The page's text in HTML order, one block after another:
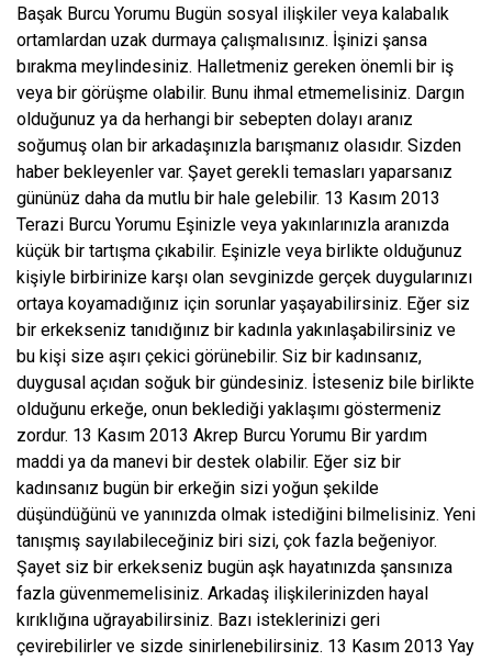
Başak Burcu Yorumu Bugün sosyal ilişkiler veya kalabalık
ortamlardan uzak durmaya çalışmalısınız. İşinizi şansa
bırakma meylindesiniz. Halletmeniz gereken önemli bir iş
veya bir görüşme olabilir. Bunu ihmal etmemelisiniz. Dargın
olduğunuz ya da herhangi bir sebepten dolayı aranız
soğumuş olan bir arkadaşınızla barışmanız olasıdır. Sizden
haber bekleyenler var. Şayet gerekli temasları yaparsanız
gününüz daha da mutlu bir hale gelebilir. 13 Kasım 2013
Terazi Burcu Yorumu Eşinizle veya yakınlarınızla aranızda
küçük bir tartışma çıkabilir. Eşinizle veya birlikte olduğunuz
kişiyle birbirinize karşı olan sevginizde gerçek duygularınızı
ortaya koyamadığınız için sorunlar yaşayabilirsiniz. Eğer siz
bir erkekseniz tanıdığınız bir kadınla yakınlaşabilirsiniz ve
bu kişi size aşırı çekici görünebilir. Siz bir kadınsanız,
duygusal açıdan soğuk bir gündesiniz. İsteseniz bile birlikte
olduğunu erkeğe, onun beklediği yaklaşımı göstermeniz
zordur. 13 Kasım 2013 Akrep Burcu Yorumu Bir yardım
maddi ya da manevi bir destek olabilir. Eğer siz bir
kadınsanız bugün bir erkeğin sizi yoğun şekilde
düşündüğünü ve yanınızda olmak istediğini bilmelisiniz. Yeni
tanışmış sayılabileceğiniz biri sizi, çok fazla beğeniyor.
Şayet siz bir erkekseniz bugün aşk hayatınızda şansınıza
fazla güvenmemelisiniz. Arkadaş ilişkilerinizden hayal
kırıklığına uğrayabilirsiniz. Bazı isteklerinizi geri
çevirebilirler ve sizde sinirlenebilirsiniz. 13 Kasım 2013 Yay